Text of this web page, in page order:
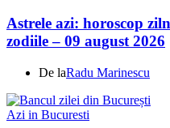
Astrele azi: horoscop
zodiile – 09 august 2026
De laRadu Marinescu
Azi in Bucuresti